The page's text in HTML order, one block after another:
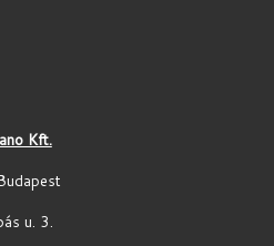
Kft.
u. 3.